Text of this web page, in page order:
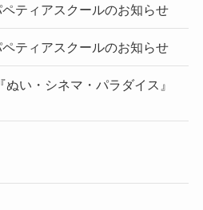
ペティアスクールのお知らせ
ペティアスクールのお知らせ
ぬい・シネマ・パラダイス』